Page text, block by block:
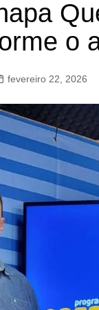
JUNDIAÍ
LIMEIRA
MOGI
MOGI
PAULÍNIA
o
fevereiro 22, 2026